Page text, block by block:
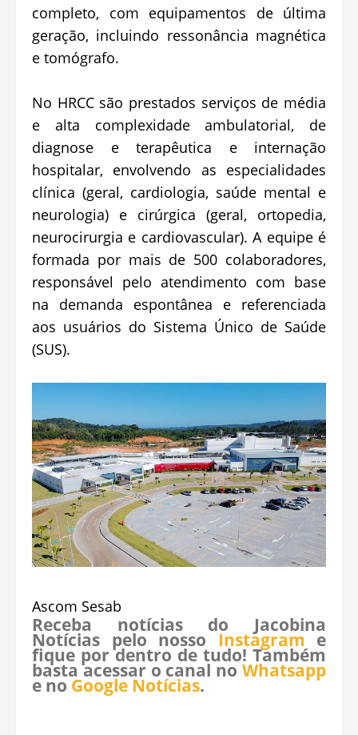
completo, com equipamentos de última
geração, incluindo ressonância magnética
e tomógrafo.
No HRCC são prestados serviços de média
e alta complexidade ambulatorial, de
diagnose e terapêutica e internação
hospitalar, envolvendo as especialidades
clínica (geral, cardiologia, saúde mental e
neurologia) e cirúrgica (geral, ortopedia,
neurocirurgia e cardiovascular). A equipe é
formada por mais de 500 colaboradores,
responsável pelo atendimento com base
na demanda espontânea e referenciada
aos usuários do Sistema Único de Saúde
(SUS).
Ascom Sesab
Receba notícias do Jacobina
Notícias pelo nosso Instagram e
fique por dentro de tudo! Também
basta acessar o canal no Whatsapp
e no Google Notícias.